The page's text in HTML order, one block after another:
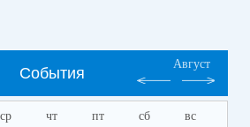
События
Август
ср чт пт сб вс